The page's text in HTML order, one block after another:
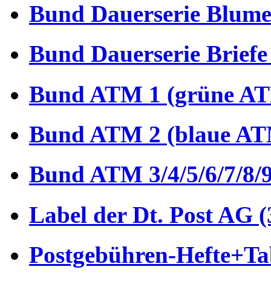
Bund Dauerserie
Bund Dauerserie
Bund ATM 1 (grüne
Bund ATM 2 (blaue
Bund ATM 3/4/5/6/7/8/
Label der Dt. Post AG
Postgebühren-